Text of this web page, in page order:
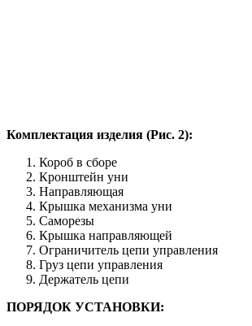
Комплектация изделия (Рис. 2):
Короб в сборе
Кронштейн уни
Направляющая
Крышка механизма уни
Саморезы
Крышка направляющей
Ограничитель цепи управления
Груз цепи управления
Держатель цепи
ПОРЯДОК УСТАНОВКИ: